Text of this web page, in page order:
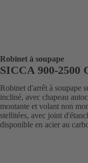
Robinet à soupape
SICCA 900-2500
Robinet d'arrêt à soupape
incliné, avec chapeau
montante et volant non
stellitées, avec joint
disponible en acier au